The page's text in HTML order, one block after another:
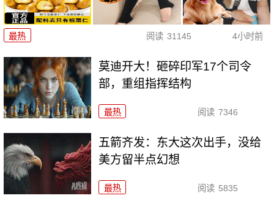
最热 阅读 31145 4小时前
莫迪开大！砸碎印军17个司令
部，重组指挥结构
最热 阅读 7346
五箭齐发：东大这次出手，没给
美方留半点幻想
最热 阅读 5835